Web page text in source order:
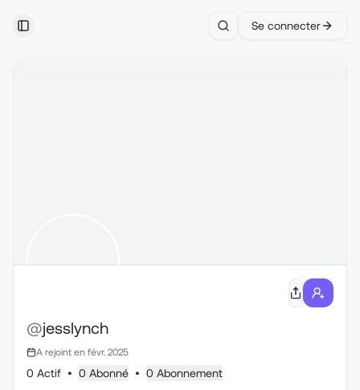
Toggle Sidebar Search
Se connecter
@jesslynch
A rejoint en févr. 2025
0 Actif • 0 Abonné • 0 Abonnement